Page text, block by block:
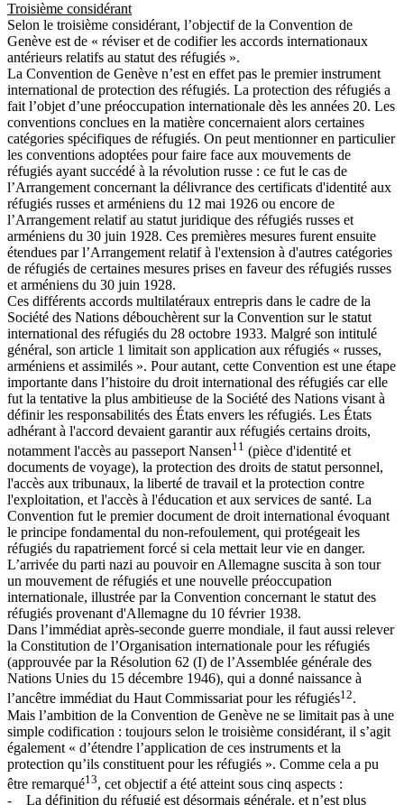
Troisième considérant
Selon le troisième considérant, l’objectif de la Convention de
Genève est de « réviser et de codifier les accords internationaux
antérieurs relatifs au statut des réfugiés ».
La Convention de Genève n’est en effet pas le premier instrument
international de protection des réfugiés. La protection des réfugiés a
fait l’objet d’une préoccupation internationale dès les années 20. Les
conventions conclues en la matière concernaient alors certaines
catégories spécifiques de réfugiés. On peut mentionner en particulier
les conventions adoptées pour faire face aux mouvements de
réfugiés ayant succédé à la révolution russe : ce fut le cas de
l’Arrangement concernant la délivrance des certificats d'identité aux
réfugiés russes et arméniens du 12 mai 1926 ou encore de
l’Arrangement relatif au statut juridique des réfugiés russes et
arméniens du 30 juin 1928. Ces premières mesures furent ensuite
étendues par l’Arrangement relatif à l'extension à d'autres catégories
de réfugiés de certaines mesures prises en faveur des réfugiés russes
et arméniens du 30 juin 1928.
Ces différents accords multilatéraux entrepris dans le cadre de la
Société des Nations débouchèrent sur la Convention sur le statut
international des réfugiés du 28 octobre 1933. Malgré son intitulé
général, son article 1 limitait son application aux réfugiés « russes,
arméniens et assimilés ». Pour autant, cette Convention est une étape
importante dans l’histoire du droit international des réfugiés car elle
fut la tentative la plus ambitieuse de la Société des Nations visant à
définir les responsabilités des États envers les réfugiés. Les États
adhérant à l'accord devaient garantir aux réfugiés certains droits,
notamment l'accès au passeport Nansen11 (pièce d'identité et
documents de voyage), la protection des droits de statut personnel,
l'accès aux tribunaux, la liberté de travail et la protection contre
l'exploitation, et l'accès à l'éducation et aux services de santé. La
Convention fut le premier document de droit international évoquant
le principe fondamental du non-refoulement, qui protégeait les
réfugiés du rapatriement forcé si cela mettait leur vie en danger.
L’arrivée du parti nazi au pouvoir en Allemagne suscita à son tour
un mouvement de réfugiés et une nouvelle préoccupation
internationale, illustrée par la Convention concernant le statut des
réfugiés provenant d'Allemagne du 10 février 1938.
Dans l’immédiat après-seconde guerre mondiale, il faut aussi relever
la Constitution de l’Organisation internationale pour les réfugiés
(approuvée par la Résolution 62 (I) de l’Assemblée générale des
Nations Unies du 15 décembre 1946), qui a donné naissance à
l’ancêtre immédiat du Haut Commissariat pour les réfugiés12.
Mais l’ambition de la Convention de Genève ne se limitait pas à une
simple codification : toujours selon le troisième considérant, il s’agit
également « d’étendre l’application de ces instruments et la
protection qu’ils constituent pour les réfugiés ». Comme cela a pu
être remarqué13, cet objectif a été atteint sous cinq aspects :
- La définition du réfugié est désormais générale, et n’est plus